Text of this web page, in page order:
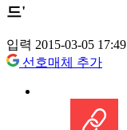
드'
입력 2015-03-05 17:49
선호매체 추가